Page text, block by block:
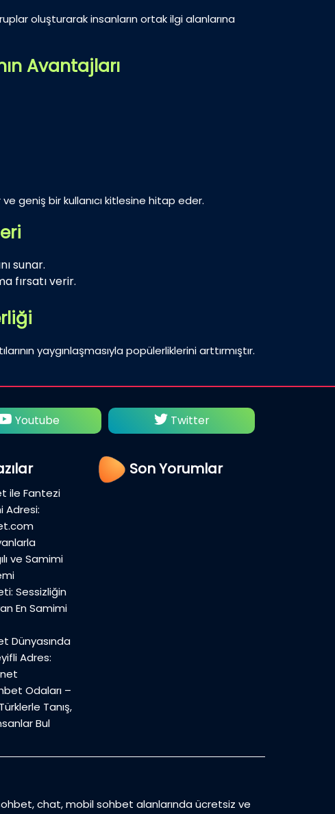
oluşturarak insanların ortak ilgi alanlarına
Avantajları
geniş bir kullanıcı kitlesine hitap eder.
sunar.
fırsatı verir.
yaygınlaşmasıyla popülerliklerini arttırmıştır.
Youtube Twitter
ile Fantezi
Adresi:
ve Samimi
Sessizliğin
En Samimi
Dünyasında
Adres:
Odaları –
Tanış,
Bul
Son Yorumlar
sohbet, chat, mobil sohbet alanlarında ücretsiz ve